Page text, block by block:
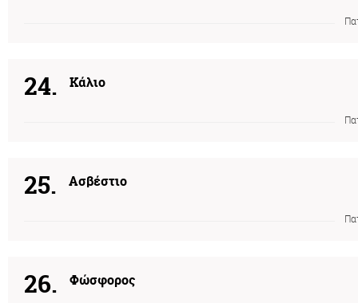
24. Κάλιο
25. Ασβέστιο
26. Φώσφορος